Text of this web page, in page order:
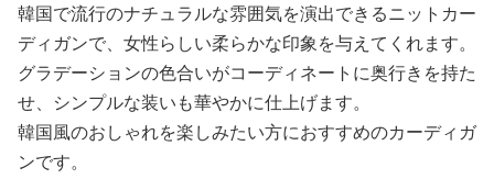
韓国で流行のナチュラルな雰囲気を演出できるニットカー
ディガンで、女性らしい柔らかな印象を与えてくれます。
グラデーションの色合いがコーディネートに奥行きを持た
せ、シンプルな装いも華やかに仕上げます。
韓国風のおしゃれを楽しみたい方におすすめのカーディガ
ンです。